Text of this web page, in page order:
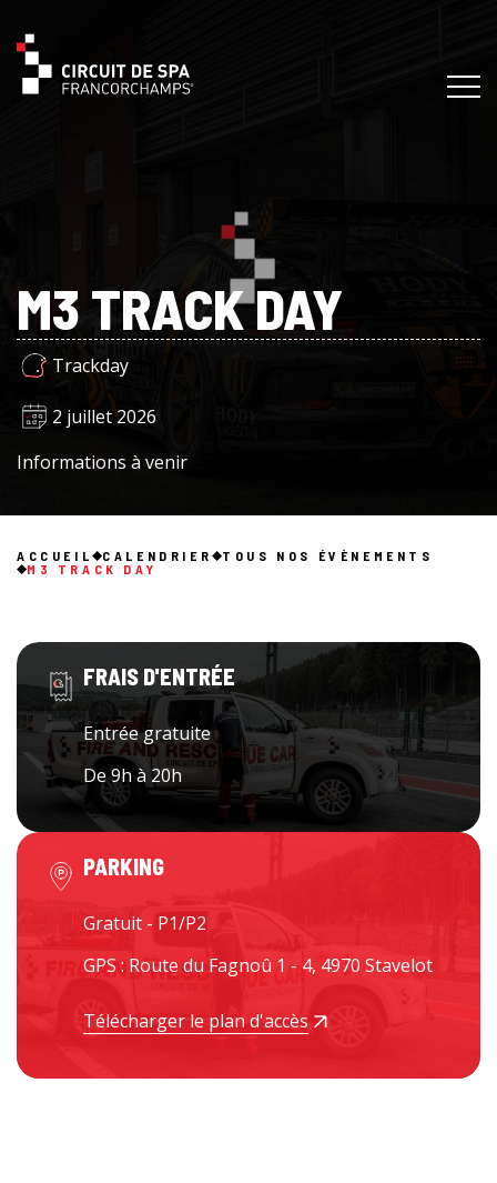
M3 TRACK DAY
Trackday
2 juillet 2026
Informations à venir
ACCUEIL CALENDRIER
TOUS NOS ÉVÈNEMENTS
M3 TRACK DAY
FRAIS D'ENTRÉE
Entrée gratuite
De 9h à 20h
PARKING
Gratuit - P1/P2
GPS : Route du Fagnoû 1 - 4, 4970 Stavelot
Télécharger le plan d'accès